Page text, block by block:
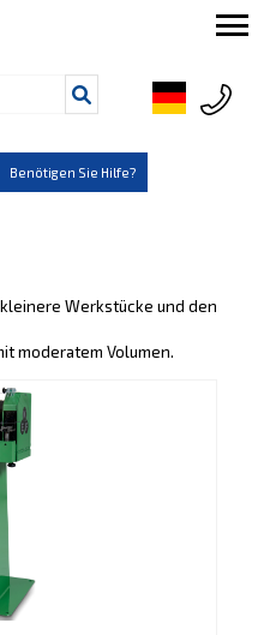
Benötigen Sie Hilfe?
Werkstücke und den
moderatem Volumen.